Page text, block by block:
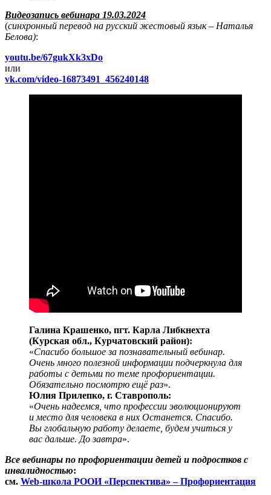
Видеозапись вебинара 19.03.2024
(синхронный перевод на русский жестовый язык – Наталья
Белова):
youtu.be/67gukXk3xDo
или
vk.com/video-16873491_456240148
Галина Крашенко, пгт. Карла Либкнехта
(Курская обл., Курчатовский район):
«Спасибо большое за познавательный вебинар.
Очень много полезной информации подчеркнула для
работы с детьми по теме профориентации.
Обязательно посмотрю ещё раз».
Юлия Прилепко, г. Ставрополь:
«Очень надеемся, что профессии эволюционируют
и место для человека в них Останется. Спасибо.
Вы глобальную работу делаете, будем учиться у
вас дальше. До завтра».
Все вебинары по профориентации детей и подростков с
инвалидностью:
см. Web-школа РООИ «Перспектива» – Профориентация